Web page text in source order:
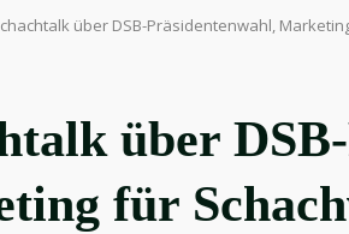
über DSB-Präsidentenwahl,
über
für